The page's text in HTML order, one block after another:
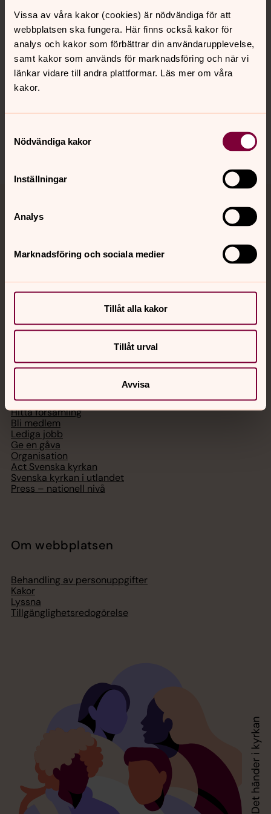
Vissa av våra kakor (cookies) är nödvändiga för att
webbplatsen ska fungera. Här finns också kakor för
analys och kakor som förbättrar din användarupplevelse,
samt kakor som används för marknadsföring och när vi
länkar vidare till andra plattformar. Läs mer om våra
kakor.
Nödvändiga kakor
Inställningar
Analys
Marknadsföring och sociala medier
Tillåt alla kakor
Tillåt urval
Avvisa
Kalender
Hitta snabbt
Sociala kanaler
Jourhavande präst
med en präst på kvällar och nätter.
Chatt
Hitta församling
Bli medlem
Lediga jobb
Ge en gåva
Organisation
Act Svenska kyrkan
Svenska kyrkan i utlandet
Press – nationell nivå
Om webbplatsen
Behandling av personuppgifter
Kakor
Lyssna
Tillgänglighetsredogörelse